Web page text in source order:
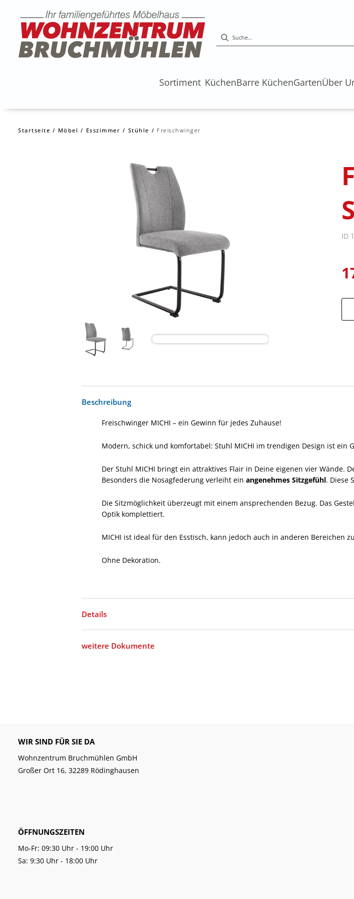
Sortiment KüchenBarre KüchenGartenÜber
Startseite Möbel Esszimmer Stühle Freischwinger
ID
Beschreibung
Freischwinger MICHI – ein Gewinn für jedes Zuhause!
Modern, schick und komfortabel: Stuhl MICHI im trendigen Design ist ein
Der Stuhl MICHI bringt ein attraktives Flair in Deine eigenen vier Wände.
Besonders die Nosagfederung verleiht einangenehmes Sitzgefühl. Diese
Die Sitzmöglichkeit überzeugt mit einem ansprechenden Bezug. Das
Optik komplettiert.
MICHI ist ideal für den Esstisch, kann jedoch auch in anderen Bereichen
Ohne Dekoration.
Details
weitere Dokumente
WIR SIND FÜR SIE DA
Wohnzentrum Bruchmühlen GmbH
Großer Ort 16, 32289 Rödinghausen
ÖFFNUNGSZEITEN
Mo-Fr: 09:30 Uhr - 19:00 Uhr
Sa: 9:30 Uhr - 18:00 Uhr